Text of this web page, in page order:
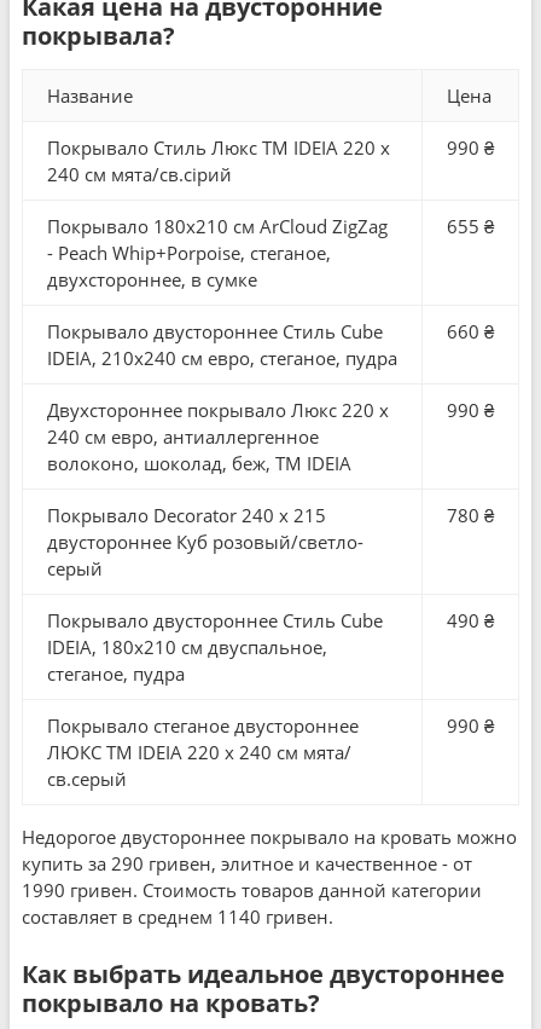
Какая цена на двусторонние
покрывала?
Название Цена
Покрывало Стиль Люкс TM IDEIA 220 x
240 см мята/св.сірий
990 ₴
Покрывало 180x210 см ArCloud ZigZag
- Peach Whip+Porpoise, стеганое,
двухстороннее, в сумке
655 ₴
Покрывало двустороннее Стиль Cube
IDEIA, 210x240 см евро, стеганое, пудра
660 ₴
Двухстороннее покрывало Люкс 220 x
240 см евро, антиаллергенное
волоконо, шоколад, беж, ТМ IDEIA
990 ₴
Покрывало Decorator 240 x 215
двустороннее Куб розовый/светло-
серый
780 ₴
Покрывало двустороннее Стиль Cube
IDEIA, 180x210 см двуспальное,
стеганое, пудра
490 ₴
Покрывало стеганое двустороннее
ЛЮКС TM IDEIA 220 x 240 см мята/
св.серый
990 ₴
Недорогое двустороннее покрывало на кровать можно
купить за 290 гривен, элитное и качественное - от
1990 гривен. Стоимость товаров данной категории
составляет в среднем 1140 гривен.
Как выбрать идеальное двустороннее
покрывало на кровать?